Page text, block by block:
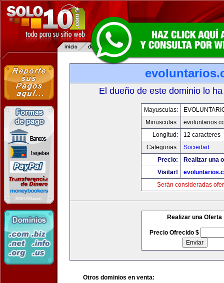
El dueño de este dominio lo
Mayusculas:
Minusculas:
Longitud:
12 caracteres
Categorias:
Sociedad
Precio:
Realizar una
Visitar!
Serán consideradas
Realizar una Oferta
Precio Ofrecido $
Otros dominios en venta: